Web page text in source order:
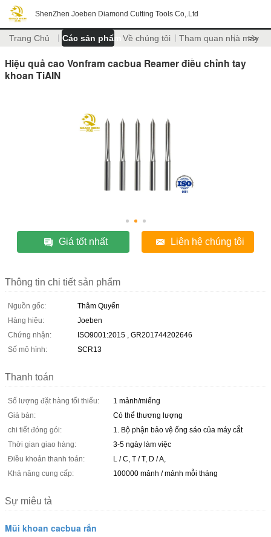
ShenZhen Joeben Diamond Cutting Tools Co,.Ltd
Trang Chủ Các sản phẩm Về chúng tôi Tham quan nhà máy
>>
Hiệu quả cao Vonfram cacbua Reamer điều chỉnh tay
khoan TiAIN
Giá tốt nhất Liên hệ chúng tôi
Thông tin chi tiết sản phẩm
Nguồn gốc:
Thâm Quyến
Hàng hiệu:
Joeben
Chứng nhận:
ISO9001:2015 , GR201744202646
Số mô hình:
SCR13
Thanh toán
Số lượng đặt hàng tối thiểu:
1 mảnh/miếng
Giá bán:
Có thể thương lượng
chi tiết đóng gói:
1. Bộ phận bảo vệ ống sáo của máy cắt
Thời gian giao hàng:
3-5 ngày làm việc
Điều khoản thanh toán:
L / C, T / T, D / A,
Khả năng cung cấp:
100000 mảnh / mảnh mỗi tháng
Sự miêu tả
Mũi khoan cacbua rắn